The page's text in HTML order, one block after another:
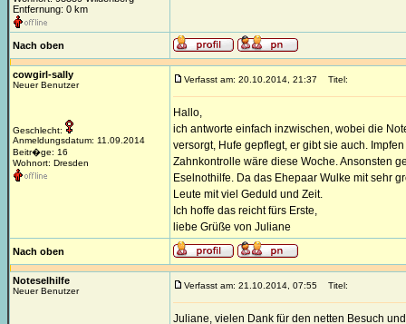
Entfernung: 0 km
Nach oben
cowgirl-sally
Neuer Benutzer
Geschlecht:
Anmeldungsdatum: 11.09.2014
Beitr�ge: 16
Wohnort: Dresden
Verfasst am: 20.10.2014, 21:37 Titel:
Hallo,
ich antworte einfach inzwischen, wobei die
versorgt, Hufe gepflegt, er gibt sie auch.
Zahnkontrolle wäre diese Woche. Ansonsten
Eselnothilfe. Da das Ehepaar Wulke mit sehr
Leute mit viel Geduld und Zeit.
Ich hoffe das reicht fürs Erste,
liebe Grüße von Juliane
Nach oben
Noteselhilfe
Neuer Benutzer
Verfasst am: 21.10.2014, 07:55 Titel:
Juliane, vielen Dank für den netten Besuch